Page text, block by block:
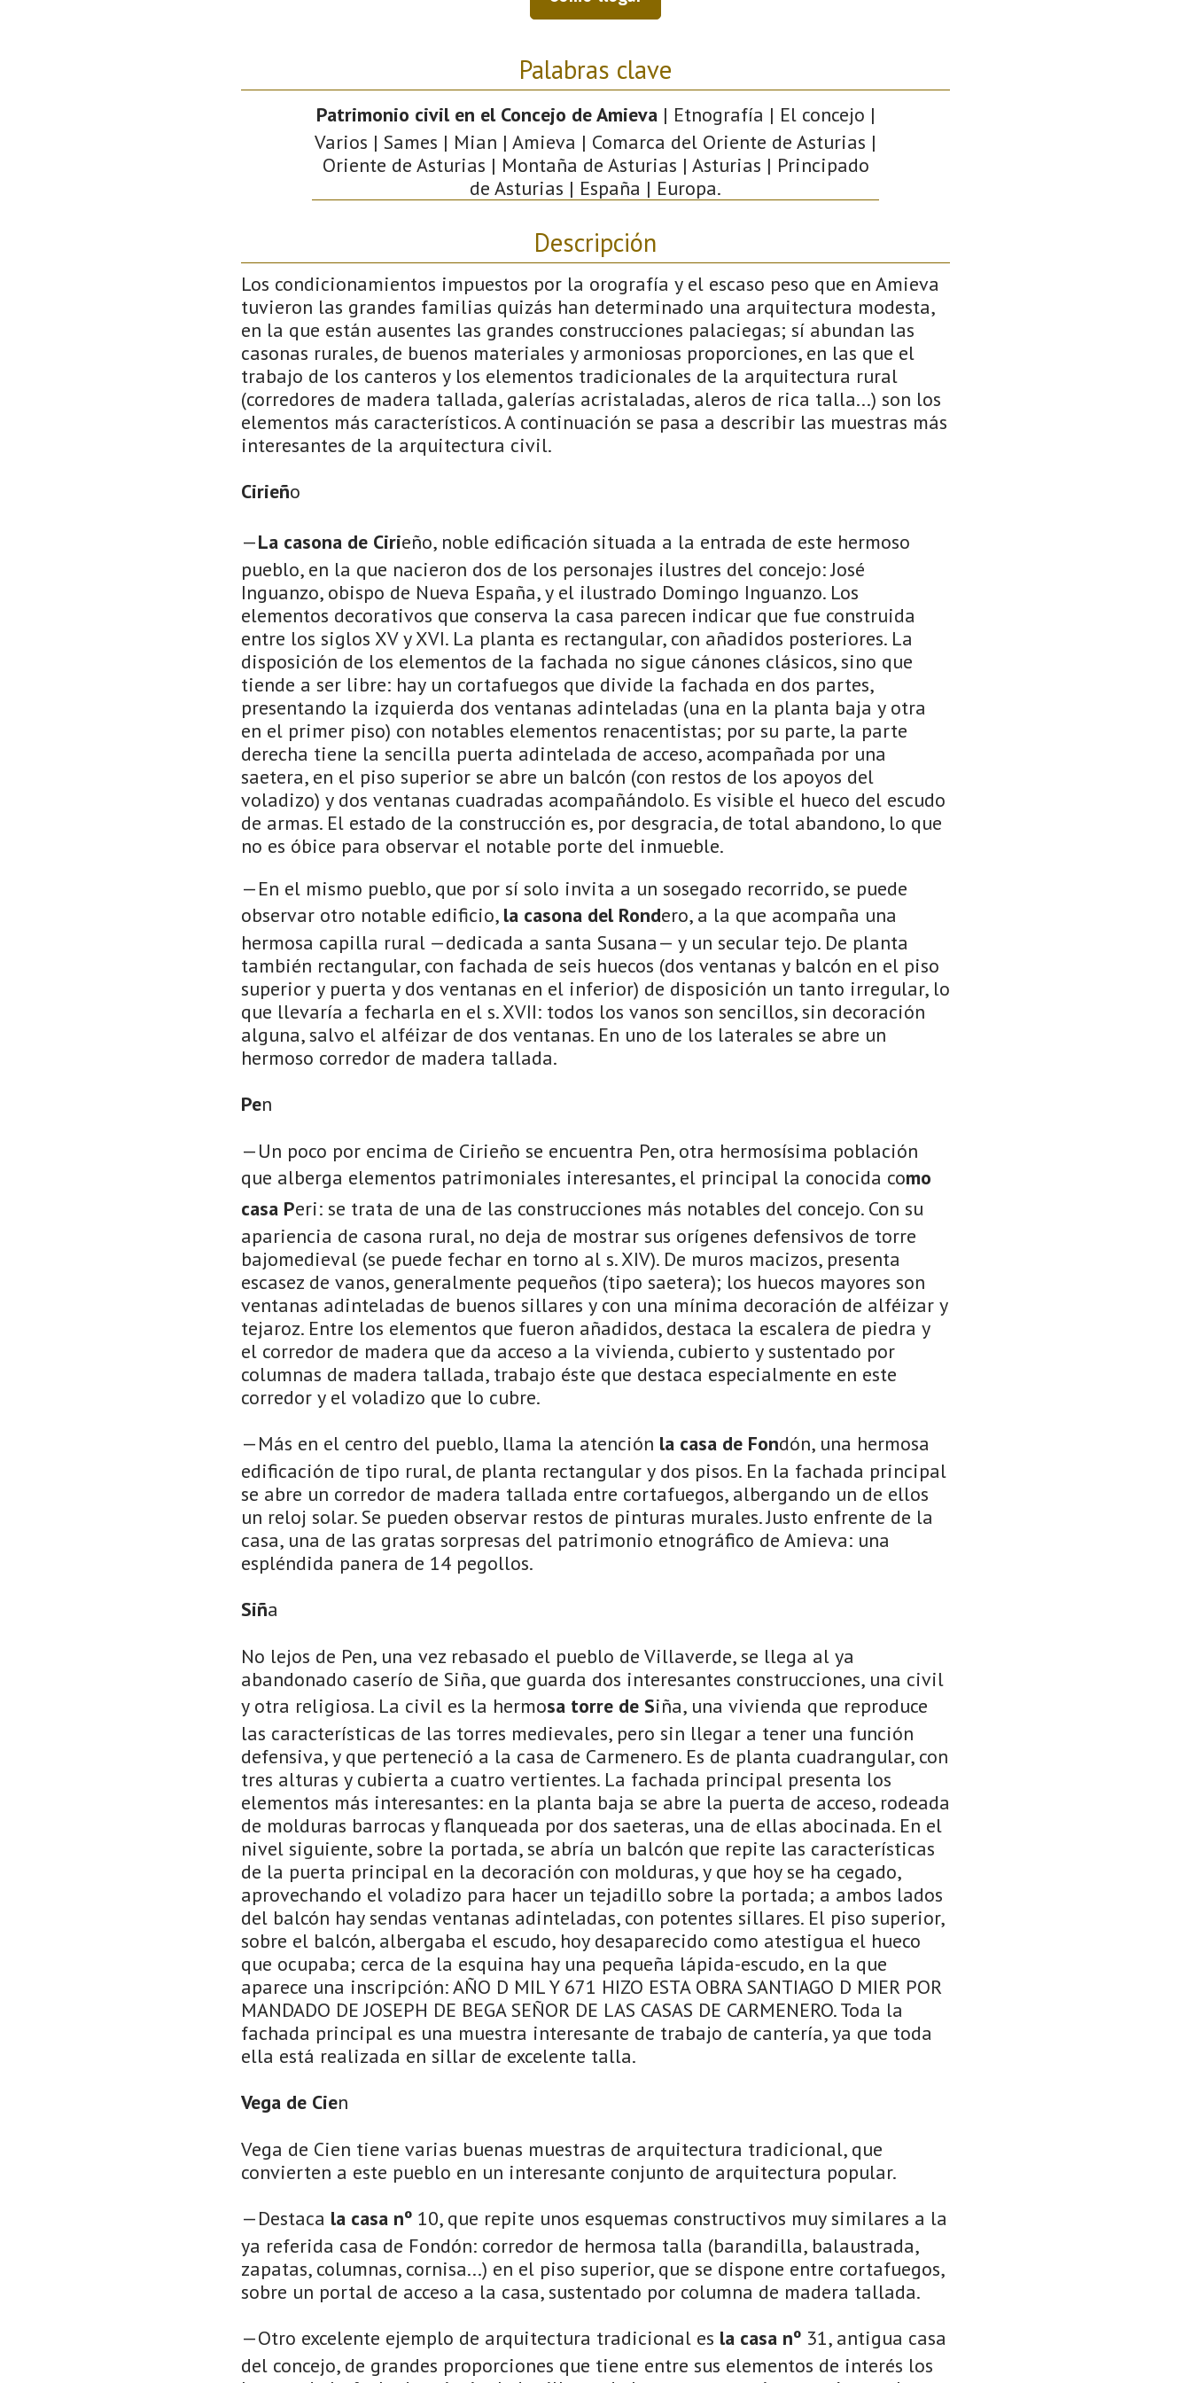
Palabras clave
Patrimonio civil en el Concejo de Amieva| Etnografía | El concejo |
Varios | Sames | Mian | Amieva | Comarca del Oriente de Asturias |
Oriente de Asturias | Montaña de Asturias | Asturias | Principado
de Asturias | España | Europa.
Descripción
Los condicionamientos impuestos por la orografía y el escaso peso que en Amieva
tuvieron las grandes familias quizás han determinado una arquitectura modesta,
en la que están ausentes las grandes construcciones palaciegas; sí abundan las
casonas rurales, de buenos materiales y armoniosas proporciones, en las que el
trabajo de los canteros y los elementos tradicionales de la arquitectura rural
(corredores de madera tallada, galerías acristaladas, aleros de rica talla...) son los
elementos más característicos. A continuación se pasa a describir las muestras más
interesantes de la arquitectura civil.
Cirieño
—La casona de Cirieño, noble edificación situada a la entrada de este hermoso
pueblo, en la que nacieron dos de los personajes ilustres del concejo: José
Inguanzo, obispo de Nueva España, y el ilustrado Domingo Inguanzo. Los
elementos decorativos que conserva la casa parecen indicar que fue construida
entre los siglos XV y XVI. La planta es rectangular, con añadidos posteriores. La
disposición de los elementos de la fachada no sigue cánones clásicos, sino que
tiende a ser libre: hay un cortafuegos que divide la fachada en dos partes,
presentando la izquierda dos ventanas adinteladas (una en la planta baja y otra
en el primer piso) con notables elementos renacentistas; por su parte, la parte
derecha tiene la sencilla puerta adintelada de acceso, acompañada por una
saetera, en el piso superior se abre un balcón (con restos de los apoyos del
voladizo) y dos ventanas cuadradas acompañándolo. Es visible el hueco del escudo
de armas. El estado de la construcción es, por desgracia, de total abandono, lo que
no es óbice para observar el notable porte del inmueble.
—En el mismo pueblo, que por sí solo invita a un sosegado recorrido, se puede
observar otro notable edificio, la casona del Rondero, a la que acompaña una
hermosa capilla rural —dedicada a santa Susana— y un secular tejo. De planta
también rectangular, con fachada de seis huecos (dos ventanas y balcón en el piso
superior y puerta y dos ventanas en el inferior) de disposición un tanto irregular, lo
que llevaría a fecharla en el s. XVII: todos los vanos son sencillos, sin decoración
alguna, salvo el alféizar de dos ventanas. En uno de los laterales se abre un
hermoso corredor de madera tallada.
Pen
—Un poco por encima de Cirieño se encuentra Pen, otra hermosísima población
que alberga elementos patrimoniales interesantes, el principal la conocida como
casa Peri: se trata de una de las construcciones más notables del concejo. Con su
apariencia de casona rural, no deja de mostrar sus orígenes defensivos de torre
bajomedieval (se puede fechar en torno al s. XIV). De muros macizos, presenta
escasez de vanos, generalmente pequeños (tipo saetera); los huecos mayores son
ventanas adinteladas de buenos sillares y con una mínima decoración de alféizar y
tejaroz. Entre los elementos que fueron añadidos, destaca la escalera de piedra y
el corredor de madera que da acceso a la vivienda, cubierto y sustentado por
columnas de madera tallada, trabajo éste que destaca especialmente en este
corredor y el voladizo que lo cubre.
—Más en el centro del pueblo, llama la atención la casa de Fondón, una hermosa
edificación de tipo rural, de planta rectangular y dos pisos. En la fachada principal
se abre un corredor de madera tallada entre cortafuegos, albergando un de ellos
un reloj solar. Se pueden observar restos de pinturas murales. Justo enfrente de la
casa, una de las gratas sorpresas del patrimonio etnográfico de Amieva: una
espléndida panera de 14 pegollos.
Siña
No lejos de Pen, una vez rebasado el pueblo de Villaverde, se llega al ya
abandonado caserío de Siña, que guarda dos interesantes construcciones, una civil
y otra religiosa. La civil es la hermosa torre de Siña, una vivienda que reproduce
las características de las torres medievales, pero sin llegar a tener una función
defensiva, y que perteneció a la casa de Carmenero. Es de planta cuadrangular, con
tres alturas y cubierta a cuatro vertientes. La fachada principal presenta los
elementos más interesantes: en la planta baja se abre la puerta de acceso, rodeada
de molduras barrocas y flanqueada por dos saeteras, una de ellas abocinada. En el
nivel siguiente, sobre la portada, se abría un balcón que repite las características
de la puerta principal en la decoración con molduras, y que hoy se ha cegado,
aprovechando el voladizo para hacer un tejadillo sobre la portada; a ambos lados
del balcón hay sendas ventanas adinteladas, con potentes sillares. El piso superior,
sobre el balcón, albergaba el escudo, hoy desaparecido como atestigua el hueco
que ocupaba; cerca de la esquina hay una pequeña lápida-escudo, en la que
aparece una inscripción: AÑO D MIL Y 671 HIZO ESTA OBRA SANTIAGO D MIER POR
MANDADO DE JOSEPH DE BEGA SEÑOR DE LAS CASAS DE CARMENERO. Toda la
fachada principal es una muestra interesante de trabajo de cantería, ya que toda
ella está realizada en sillar de excelente talla.
Vega de Cien
Vega de Cien tiene varias buenas muestras de arquitectura tradicional, que
convierten a este pueblo en un interesante conjunto de arquitectura popular.
—Destaca la casa nº 10, que repite unos esquemas constructivos muy similares a la
ya referida casa de Fondón: corredor de hermosa talla (barandilla, balaustrada,
zapatas, columnas, cornisa...) en el piso superior, que se dispone entre cortafuegos,
sobre un portal de acceso a la casa, sustentado por columna de madera tallada.
—Otro excelente ejemplo de arquitectura tradicional es la casa nº 31, antigua casa
del concejo, de grandes proporciones que tiene entre sus elementos de interés los